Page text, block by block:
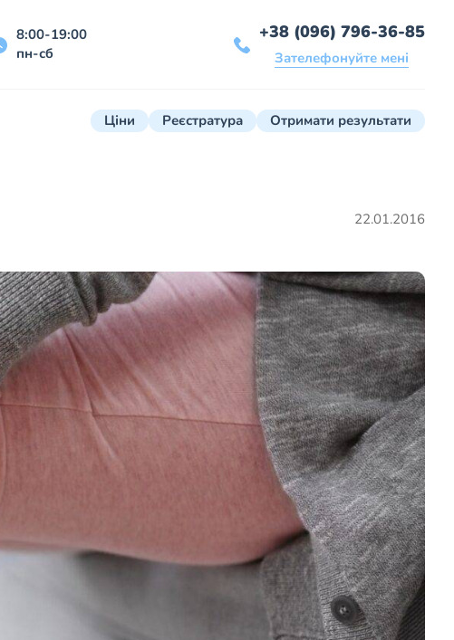
8:00-19:00
пн-сб
+38 (096) 796-36-85
Зателефонуйте мені
Ціни Реєстратура Отримати результати
22.01.2016